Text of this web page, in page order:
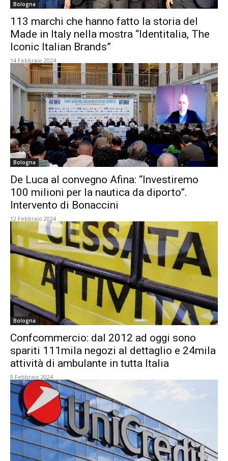
Bologna
113 marchi che hanno fatto la storia del
Made in Italy nella mostra “Identitalia, The
Iconic Italian Brands”
14 Febbraio 2024
Bologna
De Luca al convegno Afina: “Investiremo
100 milioni per la nautica da diporto”.
Intervento di Bonaccini
12 Febbraio 2024
Bologna
Confcommercio: dal 2012 ad oggi sono
spariti 111mila negozi al dettaglio e 24mila
attività di ambulante in tutta Italia
9 Febbraio 2024